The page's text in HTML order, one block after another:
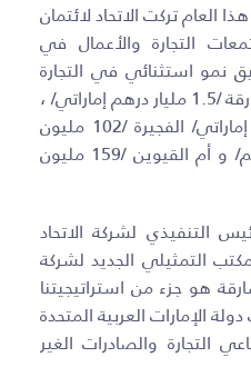
تركت الاتحاد لائتمان
التجارة والأعمال في
نمو استثنائي في التجارة
غير النفطية المضمونة، في الشارقة /1.5 مليار درهم إماراتي/ ،
رأس الخيمة /504 ملايين درهم إماراتي/ الفجيرة /102 مليون
درهم/ ، عجمان /282 مليون درهم/ و أم القيوين /159 مليون
التنفيذي لشركة الاتحاد
التمثيلي الجديد لشركة
هو جزء من استراتيجيتنا
الإمارات العربية المتحدة
التجارة والصادرات الغير